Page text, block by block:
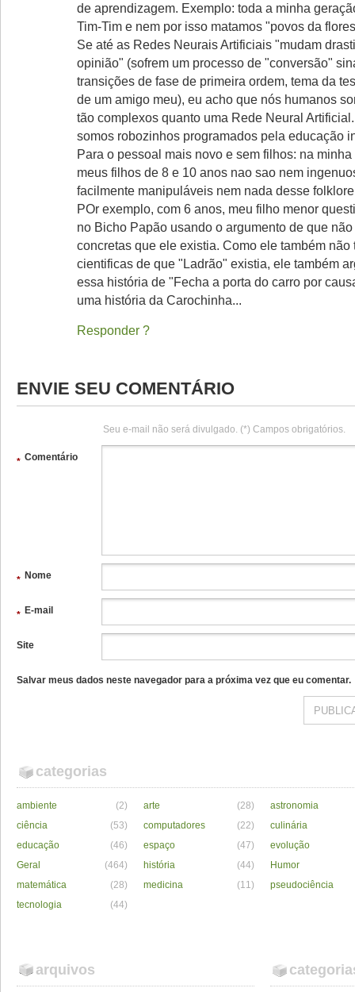
de aprendizagem. Exemplo: toda a minha
Tim-Tim e nem por isso matamos "povos da
Se até as Redes Neurais Artificiais "mudam
opinião" (sofrem um processo de "conversão"
transições de fase de primeira ordem, tema da
de um amigo meu), eu acho que nós humanos
tão complexos quanto uma Rede Neural
somos robozinhos programados pela educação
Para o pessoal mais novo e sem filhos: na
meus filhos de 8 e 10 anos nao sao nem
facilmente manipuláveis nem nada desse
POr exemplo, com 6 anos, meu filho menor
no Bicho Papão usando o argumento de que
concretas que ele existia. Como ele também
cientificas de que "Ladrão" existia, ele também
essa história de "Fecha a porta do carro por
uma história da Carochinha...
Responder
ENVIE SEU COMENTÁRIO
Seu e-mail não será divulgado. (*) Campos obrigatórios.
Comentário
*
Nome
*
E-mail
*
Site
Salvar meus dados neste navegador para a próxima vez que eu comentar.
categorias
ambiente (2) arte (28)
astronomia
ciência
(53) computadores (22)
culinária
educação
(46) espaço (47)
evolução
Geral
(464) história (44)
Humor
matemática
(28) medicina (11)
pseudociência
tecnologia
(44)
arquivos